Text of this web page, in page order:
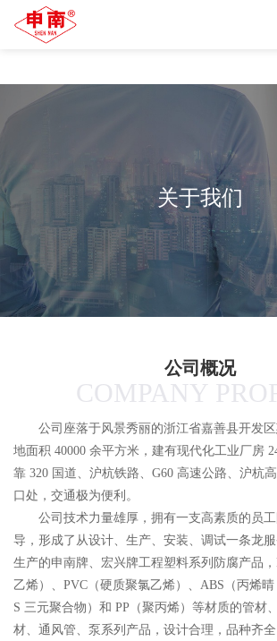
正规的买球网站
关于我们
关于我们
公司概况
COMPANY
公司座落于风景秀丽的浙江省嘉善县开
地面积 40000 余平方米，建有现代化工业厂房
靠 320 国道、沪杭铁路、G60 高速公路、沪杭
口处，交通极为便利。
公司技术力量雄厚，拥有一支高素质的
导，形成了从设计、生产、安装、调试一条龙
生产的申南牌、宏兴牌工程塑料系列防腐产品
乙烯）、PVC（硬质聚氯乙烯）、ABS（丙烯
S 三元聚合物）和 PP（聚丙烯）等材质的管材
材、通风管、泵系列产品，设计合理，品种齐全